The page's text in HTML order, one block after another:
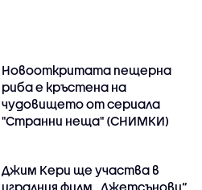
Новооткритата пещерна
риба е кръстена на
чудовището от сериала
"Странни неща" (СНИМКИ)
Джим Кери ще участва в
игралния филм „Джетсънови“